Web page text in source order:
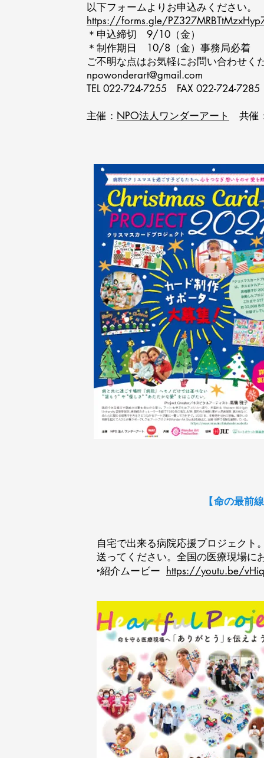
以下フォームよりお申込みください。
https://forms.gle/
＊申込締切 9/10（金）
＊制作期日 10/8（金）事務局必着
ご不明な点はお気軽にお問い合わせく
npowonderart@gmail.com
TEL 022-724-7255 FAX 022-724-7285
主催： NPO法人ワンダーアート 共催​
【命の最前
自宅で出来る病院応援プロジェクト
送ってください。全国の医療現場に
​‣紹介ムービー https://youtu.be/